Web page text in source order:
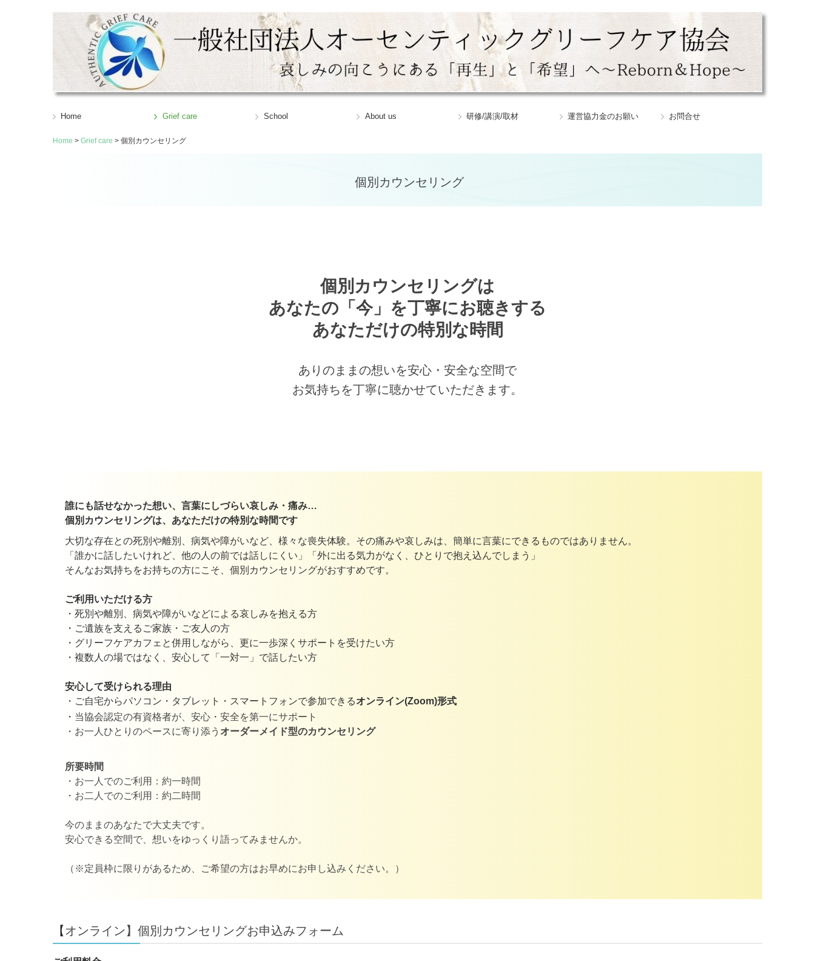
Home Grief care
グリーフケアカフェ
天国へつながるポスト
個別カウンセリング
生きづらさカフェ
心の再生プログラム
School About us 研修/講演/取材 運営協力金のお願い お問合せ
Home Grief care 個別カウンセリング
個別カウンセリング
個別カウンセリングは
あなたの「今」を丁寧にお聴きする
あなただけの特別な時間
ありのままの想いを安心・安全な空間で
お気持ちを丁寧に聴かせていただきます。
誰にも話せなかった想い、言葉にしづらい哀しみ・痛み…
個別カウンセリングは、あなただけの特別な時間です
大切な存在との死別や離別、病気や障がいなど、様々な喪失体験。その痛みや哀しみは、簡単に言葉にできるものではありません。
「誰かに話したいけれど、他の人の前では話しにくい」「外に出る気力がなく、ひとりで抱え込んでしまう」
そんなお気持ちをお持ちの方にこそ、個別カウンセリングがおすすめです。
ご利用いただける方
・死別や離別、病気や障がいなどによる哀しみを抱える方
・ご遺族を支えるご家族・ご友人の方
・グリーフケアカフェと併用しながら、更に一歩深くサポートを受けたい方
・複数人の場ではなく、安心して「一対一」で話したい方
安心して受けられる理由
・ ご自宅からパソコン・タブレット・スマートフォンで参加できるオンライン(Zoom)形式
・ 当協会認定の有資格者が、 安心・安全を第一にサポート
・お一人ひとりのペースに寄り添う オーダーメイド型のカウンセリング
所要時間
・お一人でのご利用：約一時間
・ お二人でのご利用：約二時間
今のままのあなたで大丈夫です。
安心できる空間で、想いをゆっくり語ってみませんか。
（※定員枠に限りがあるため、ご希望の方はお早めにお申し込みください。）
【オンライン】 個別カウンセリングお申込みフォーム